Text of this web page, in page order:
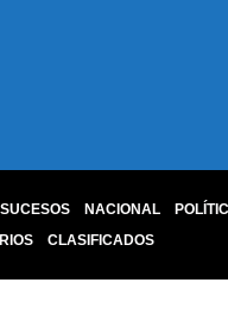
SUCESOS NACIONAL
CLASIFICADOS